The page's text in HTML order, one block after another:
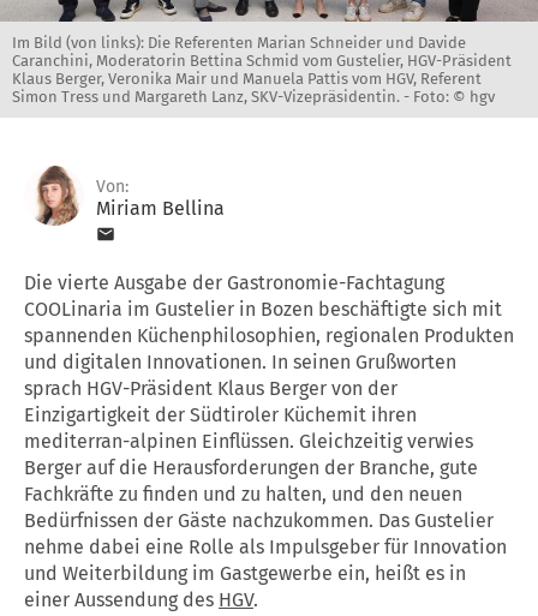
Im Bild (von links): Die Referenten Marian Schneider und Davide
Caranchini, Moderatorin Bettina Schmid vom Gustelier, HGV-Präsident
Klaus Berger, Veronika Mair und Manuela Pattis vom HGV, Referent
Simon Tress und Margareth Lanz, SKV-Vizepräsidentin. - Foto: © hgv
Von:
Miriam Bellina
Die vierte Ausgabe der Gastronomie-Fachtagung
COOLinaria im Gustelier in Bozen beschäftigte sich mit
spannenden Küchenphilosophien, regionalen Produkten
und digitalen Innovationen. In seinen Grußworten
sprach HGV-Präsident Klaus Berger von der
Einzigartigkeit der Südtiroler Küchemit ihren
mediterran-alpinen Einflüssen. Gleichzeitig verwies
Berger auf die Herausforderungen der Branche, gute
Fachkräfte zu finden und zu halten, und den neuen
Bedürfnissen der Gäste nachzukommen. Das Gustelier
nehme dabei eine Rolle als Impulsgeber für Innovation
und Weiterbildung im Gastgewerbe ein, heißt es in
einer Aussendung des HGV.